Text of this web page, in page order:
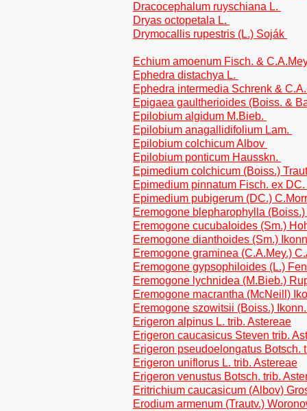
Dracocephalum ruyschiana L.
Dryas octopetala L.
Drymocallis rupestris (L.) Soják
Echium amoenum Fisch. &
Ephedra distachya L.
Ephedra intermedia Schrenk &
Epigaea gaultherioides (Boiss. &
Epilobium algidum M.Bieb.
Epilobium anagallidifolium Lam.
Epilobium colchicum Albov
Epilobium ponticum Hausskn.
Epimedium colchicum (Boiss.)
Epimedium pinnatum Fisch. ex DC.
Epimedium pubigerum (DC.)
Eremogone blepharophylla
Eremogone cucubaloides (Sm.)
Eremogone dianthoides (Sm.)
Eremogone graminea (C.A.Mey.)
Eremogone gypsophiloides (L.)
Eremogone lychnidea (M.Bieb.)
Eremogone macrantha (McNeill)
Eremogone szowitsii (Boiss.)
Erigeron alpinus L. trib. Astereae
Erigeron caucasicus Steven trib.
Erigeron pseudoelongatus Botsch.
Erigeron uniflorus L. trib. Astereae
Erigeron venustus Botsch. trib.
Eritrichium caucasicum (Albov)
Erodium armenum (Trautv.)